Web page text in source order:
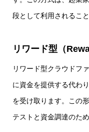
段として利用されるこ
リワード型（
リワード型クラウドフ
に資金を提供する代わ
を受け取ります。この
テストと資金調達のた